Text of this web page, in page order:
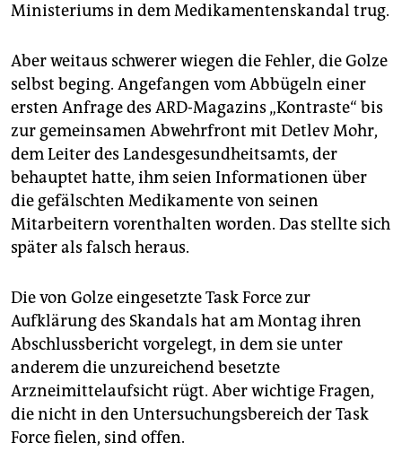
Ministeriums in dem Medikamentenskandal trug.
Aber weitaus schwerer wiegen die Fehler, die Golze
selbst beging. Angefangen vom Abbügeln einer
ersten Anfrage des ARD-Magazins „Kontraste“ bis
zur gemeinsamen Abwehrfront mit Detlev Mohr,
dem Leiter des Landesgesundheitsamts, der
behauptet hatte, ihm seien Informationen über
die gefälschten Medikamente von seinen
Mitarbeitern vorenthalten worden. Das stellte sich
später als falsch heraus.
Die von Golze eingesetzte Task Force zur
Aufklärung des Skandals hat am Montag ihren
Abschlussbericht vorgelegt, in dem sie unter
anderem die unzureichend besetzte
Arzneimittelaufsicht rügt. Aber wichtige Fragen,
die nicht in den Untersuchungsbereich der Task
Force fielen, sind offen.